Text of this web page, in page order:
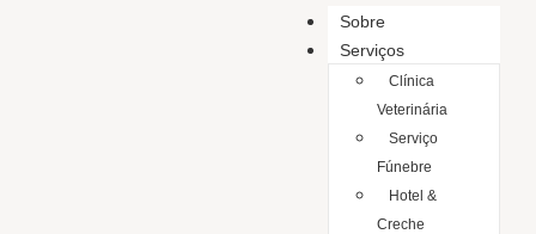
Sobre
Serviços
Clínica
Veterinária
Serviço
Fúnebre
Hotel &
Creche